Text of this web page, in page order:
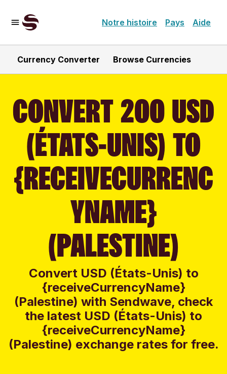
Notre histoire Pays Aide
Currency Converter Browse Currencies
CONVERT 200 USD
(ÉTATS-UNIS) TO
{RECEIVECURRENC
YNAME}
(PALESTINE)
Convert USD (États-Unis) to
{receiveCurrencyName}
(Palestine) with Sendwave, check
the latest USD (États-Unis) to
{receiveCurrencyName}
(Palestine) exchange rates for free.